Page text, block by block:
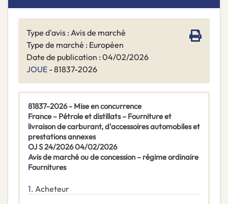
Type d'avis : Avis de marché
Type de marché : Européen
Date de publication : 04/02/2026
JOUE - 81837-2026
81837-2026 - Mise en concurrence
France – Pétrole et distillats – Fourniture et
livraison de carburant, d'accessoires automobiles et
prestations annexes
OJ S 24/2026 04/02/2026
Avis de marché ou de concession – régime ordinaire
Fournitures
1. Acheteur